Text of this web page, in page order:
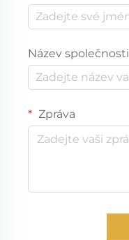
Název společnosti
Zpráva